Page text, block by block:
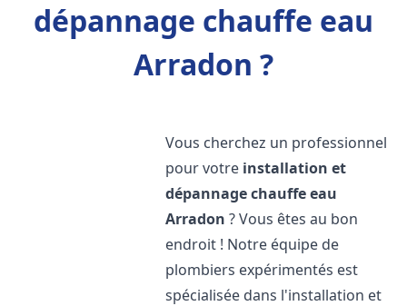
dépannage chauffe eau
Arradon ?
Vous cherchez un professionnel
pour votre installation et
dépannage chauffe eau
Arradon ? Vous êtes au bon
endroit ! Notre équipe de
plombiers expérimentés est
spécialisée dans l'installation et